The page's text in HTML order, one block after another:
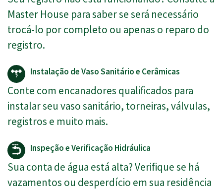
Master House para saber se será necessário
trocá-lo por completo ou apenas o reparo do
registro.
Instalação de Vaso Sanitário e Cerâmicas
Conte com encanadores qualificados para
instalar seu vaso sanitário, torneiras, válvulas,
registros e muito mais.
Inspeção e Verificação Hidráulica
Sua conta de água está alta? Verifique se há
vazamentos ou desperdício em sua residência